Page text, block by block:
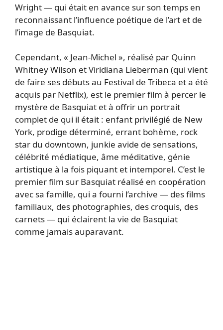
Wright — qui était en avance sur son temps en
reconnaissant l’influence poétique de l’art et de
l’image de Basquiat.
Cependant, « Jean-Michel », réalisé par Quinn
Whitney Wilson et Viridiana Lieberman (qui vient
de faire ses débuts au Festival de Tribeca et a été
acquis par Netflix), est le premier film à percer le
mystère de Basquiat et à offrir un portrait
complet de qui il était : enfant privilégié de New
York, prodige déterminé, errant bohème, rock
star du downtown, junkie avide de sensations,
célébrité médiatique, âme méditative, génie
artistique à la fois piquant et intemporel. C’est le
premier film sur Basquiat réalisé en coopération
avec sa famille, qui a fourni l’archive — des films
familiaux, des photographies, des croquis, des
carnets — qui éclairent la vie de Basquiat
comme jamais auparavant.